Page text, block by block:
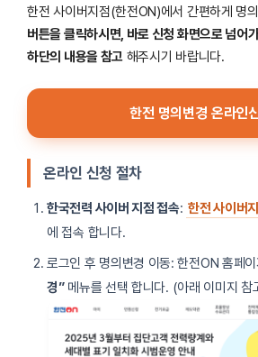
한전 사이버지점(한전ON)에서 간편하게 명
버튼을 클릭하시면, 바로 신청 화면으로 넘어
하단의 내용을 참고 해주시기 바랍니다.
한전 명의변경 온라인
온라인 신청 절차
한국전력 사이버 지점 접속: 한전 사이버
에 접속 합니다.
로그인 후 명의변경 이동: 한전ON 홈페
경”메뉴를 선택 합니다. (아래 이미지 참